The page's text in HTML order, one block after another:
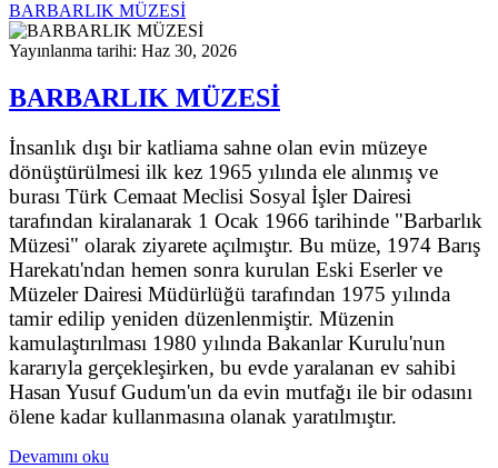
BARBARLIK MÜZESİ
Yayınlanma tarihi: Haz 30, 2026
BARBARLIK MÜZESİ
İnsanlık dışı bir katliama sahne olan evin müzeye
dönüştürülmesi ilk kez 1965 yılında ele alınmış ve
burası Türk Cemaat Meclisi Sosyal İşler Dairesi
tarafından kiralanarak 1 Ocak 1966 tarihinde "Barbarlık
Müzesi" olarak ziyarete açılmıştır. Bu müze, 1974 Barış
Harekatı'ndan hemen sonra kurulan Eski Eserler ve
Müzeler Dairesi Müdürlüğü tarafından 1975 yılında
tamir edilip yeniden düzenlenmiştir. Müzenin
kamulaştırılması 1980 yılında Bakanlar Kurulu'nun
kararıyla gerçekleşirken, bu evde yaralanan ev sahibi
Hasan Yusuf Gudum'un da evin mutfağı ile bir odasını
ölene kadar kullanmasına olanak yaratılmıştır.
Devamını oku